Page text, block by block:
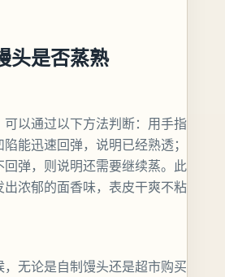
头是否蒸熟
以通过以下方法判断：用手指
能迅速回弹，说明已经熟透；
弹，则说明还需要继续蒸。此
浓郁的面香味，表皮干爽不粘
无论是自制馒头还是超市购买